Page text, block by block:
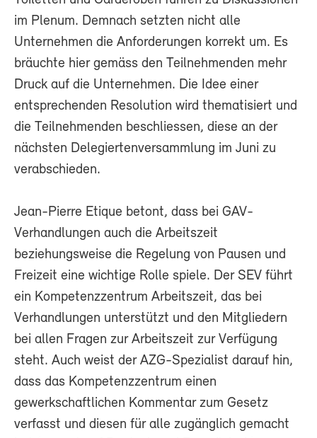
im Plenum. Demnach setzten nicht alle
Unternehmen die Anforderungen korrekt um. Es
bräuchte hier gemäss den Teilnehmenden mehr
Druck auf die Unternehmen. Die Idee einer
entsprechenden Resolution wird thematisiert und
die Teilnehmenden beschliessen, diese an der
nächsten Delegiertenversammlung im Juni zu
verabschieden.
Jean-Pierre Etique betont, dass bei GAV-
Verhandlungen auch die Arbeitszeit
beziehungsweise die Regelung von Pausen und
Freizeit eine wichtige Rolle spiele. Der SEV führt
ein Kompetenzzentrum Arbeitszeit, das bei
Verhandlungen unterstützt und den Mitgliedern
bei allen Fragen zur Arbeitszeit zur Verfügung
steht. Auch weist der AZG-Spezialist darauf hin,
dass das Kompetenzzentrum einen
gewerkschaftlichen Kommentar zum Gesetz
verfasst und diesen für alle zugänglich gemacht